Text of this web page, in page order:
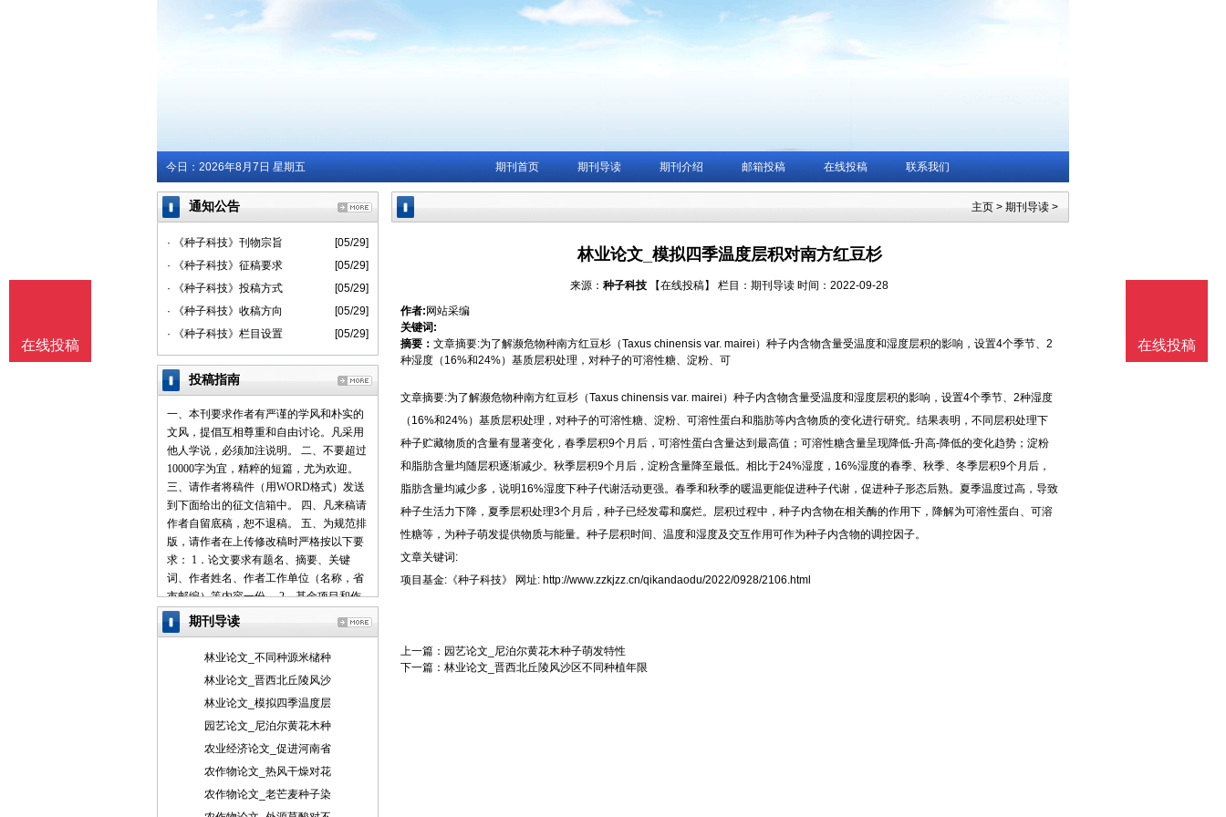
今日： 2026年8月7日 星期五 期刊首页 期刊导读 期刊介绍 邮箱投稿 在线投稿 联系我们
通知公告
· 《种子科技》刊物宗旨
[05/29]
· 《种子科技》征稿要求
[05/29]
· 《种子科技》投稿方式
[05/29]
· 《种子科技》收稿方向
[05/29]
· 《种子科技》栏目设置
[05/29]
投稿指南
一、本刊要求作者有严谨的学风和朴实的
文风，提倡互相尊重和自由讨论。凡采用
他人学说，必须加注说明。 二、不要超过
10000字为宜，精粹的短篇，尤为欢迎。
三、请作者将稿件（用WORD格式）发送
到下面给出的征文信箱中。 四、凡来稿请
作者自留底稿，恕不退稿。 五、为规范排
版，请作者在上传修改稿时严格按以下要
求： 1．论文要求有题名、摘要、关键
词、作者姓名、作者工作单位（名称，省
市邮编）等内容一份。 2．基金项目和作
者简介按下列格式： 基金项目：项目名称
（编号） 作者简介：姓名（出生年－），
性别，民族（汉族可省略），籍贯，职
言部分和正文部分，正文部分用阿拉伯数
字分级编号法，一般用两级。插图下方应
注明图序和图名。表格应采用三线表，表
格上方应注明表序和表名。 4．参考文献
主要的、发表在正式出版物上的文献。其
他相关注释可用脚注在当页标注。参考文
期刊导读
林业论文_不同种源米槠种
林业论文_晋西北丘陵风沙
林业论文_模拟四季温度层
园艺论文_尼泊尔黄花木种
农业经济论文_促进河南省
农作物论文_热风干燥对花
农作物论文_老芒麦种子染
主页 > 期刊导读 >
林业论文_模拟四季温度层积对南方红豆杉
来源： 种子科技 【在线投稿】 栏目： 期刊导读 时间：2022-09-28
作者: 网站采编
关键词:
摘要： 文章摘要:为了解濒危物种南方红豆杉（Taxus chinensis var. mairei）种子内含物含量受温度和湿度层积的影响，设置4个季节、2
种湿度（16%和24%）基质层积处理，对种子的可溶性糖、淀粉、可
文章摘要:为了解濒危物种南方红豆杉（Taxus chinensis var. mairei）种子内含物含量受温度和湿度层积的影响，设置4个季节、2种湿度
（16%和24%）基质层积处理，对种子的可溶性糖、淀粉、可溶性蛋白和脂肪等内含物质的变化进行研究。结果表明，不同层积处理下
种子贮藏物质的含量有显著变化，春季层积9个月后，可溶性蛋白含量达到最高值；可溶性糖含量呈现降低-升高-降低的变化趋势；淀粉
和脂肪含量均随层积逐渐减少。秋季层积9个月后，淀粉含量降至最低。相比于24%湿度，16%湿度的春季、秋季、冬季层积9个月后，
脂肪含量均减少多，说明16%湿度下种子代谢活动更强。春季和秋季的暖温更能促进种子代谢，促进种子形态后熟。夏季温度过高，导致
种子生活力下降，夏季层积处理3个月后，种子已经发霉和腐烂。层积过程中，种子内含物在相关酶的作用下，降解为可溶性蛋白、可溶
性糖等，为种子萌发提供物质与能量。种子层积时间、温度和湿度及交互作用可作为种子内含物的调控因子。
文章关键词:
项目基金: 《种子科技》 网址: http://www.zzkjzz.cn/qikandaodu/2022/0928/2106.html
上一篇： 园艺论文_尼泊尔黄花木种子萌发特性
下一篇： 林业论文_晋西北丘陵风沙区不同种植年限
在线投稿
在线投稿